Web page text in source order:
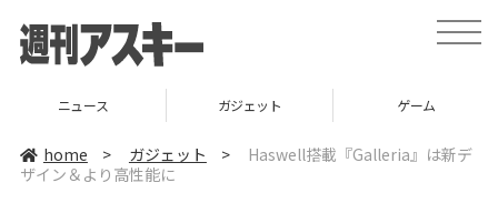
t
o
v
ニュース ガジェット ゲーム
home > ガジェット >
Haswell搭載『Galleria』は新デ
ザイン＆より高性能に